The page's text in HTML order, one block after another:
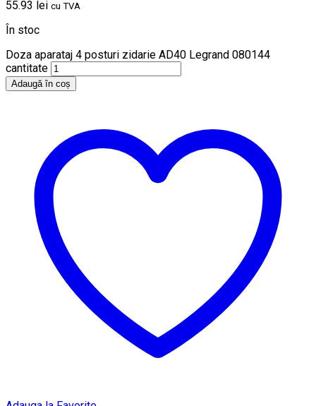
55.93 lei cu TVA
În stoc
Doza aparataj 4 posturi zidarie AD40 Legrand 080144
cantitate
Adaugă în coș